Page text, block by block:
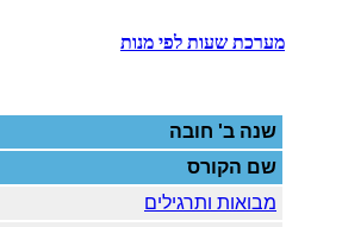
מערכת שעות לפי מנות
שנה ב' חובה
שם הקורס
מבואות ותרגילים